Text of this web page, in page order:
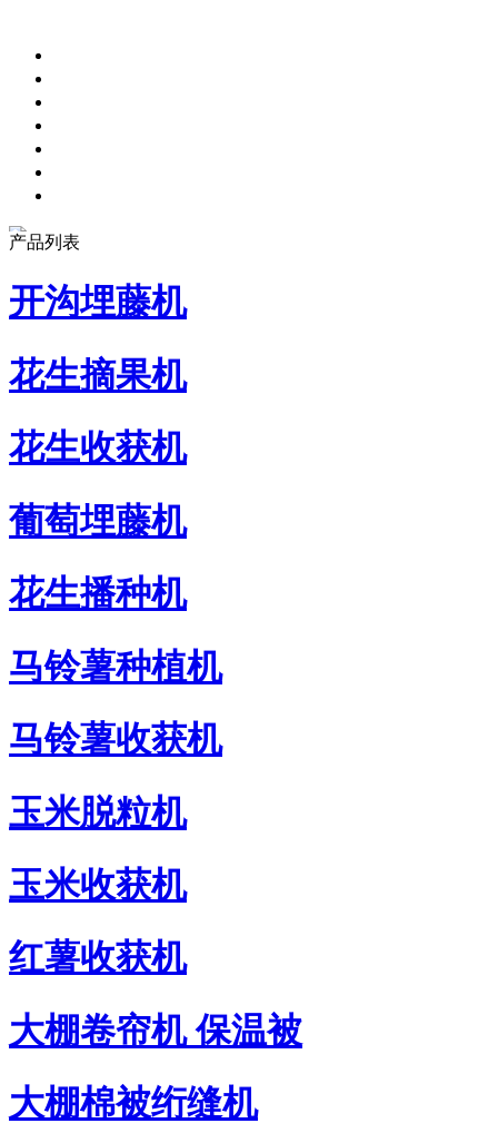
产品列表
开沟埋藤机
花生摘果机
花生收获机
葡萄埋藤机
花生播种机
马铃薯种植机
马铃薯收获机
玉米脱粒机
玉米收获机
红薯收获机
大棚卷帘机 保温被
大棚棉被绗缝机